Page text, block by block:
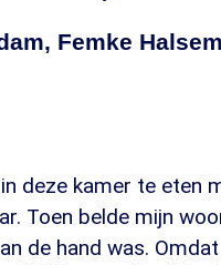
Femke
deze kamer te eten
Toen belde mijn
de hand was.